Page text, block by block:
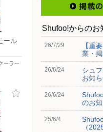
ール
ーラー
Shufoo!からのお
26/7/29
【重
業・
26/6/24
シュ
お知
26/6/24
のお
25/6/4
（